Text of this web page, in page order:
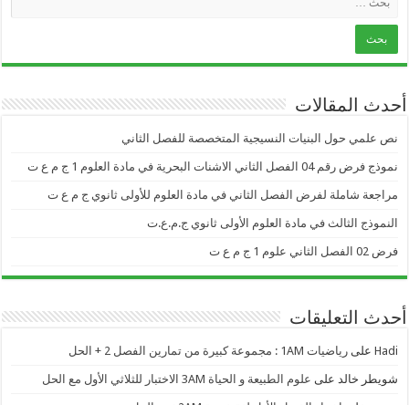
أحدث المقالات
نص علمي حول البنيات النسيجية المتخصصة للفصل الثاني
نموذج فرض رقم 04 الفصل الثاني الاشنات البحرية في مادة العلوم 1 ج م ع ت
مراجعة شاملة لفرض الفصل الثاني في مادة العلوم للأولى ثانوي ج م ع ت
النموذج الثالث في مادة العلوم الأولى ثانوي ج.م.ع.ت
فرض 02 الفصل الثاني علوم 1 ج م ع ت
أحدث التعليقات
Hadi علىرياضيات 1AM : مجموعة كبيرة من تمارين الفصل 2 + الحل
شويطر خالد على علوم الطبيعة و الحياة 3AM الاختبار للثلاثي الأول مع الحل